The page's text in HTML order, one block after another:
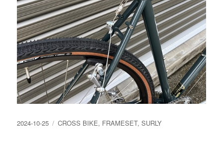
投
2024-10-25
カ
CROSS BIKE, FRAMESET,SURLY